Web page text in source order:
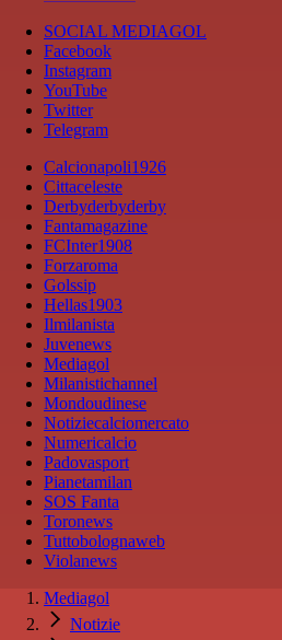
SOCIAL MEDIAGOL
Facebook
Instagram
YouTube
Twitter
Telegram
Calcionapoli1926
Cittaceleste
Derbyderbyderby
Fantamagazine
FCInter1908
Forzaroma
Golssip
Hellas1903
Ilmilanista
Juvenews
Mediagol
Milanistichannel
Mondoudinese
Notiziecalciomercato
Numericalcio
Padovasport
Pianetamilan
SOS Fanta
Toronews
Tuttobolognaweb
Violanews
Mediagol
Notizie